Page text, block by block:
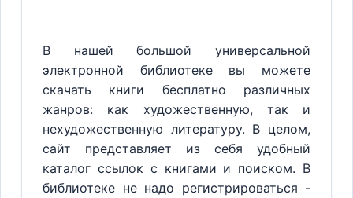
В нашей большой универсальной
электронной библиотеке вы можете
скачать книги бесплатно различных
жанров: как художественную, так и
нехудожественную литературу. В целом,
сайт представляет из себя удобный
каталог ссылок с книгами и поиском. В
библиотеке не надо регистрироваться -